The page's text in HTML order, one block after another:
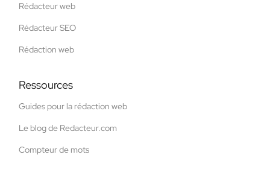
Rédacteur web
Rédacteur SEO
Rédaction web
Ressources
Guides pour la rédaction web
Le blog de Redacteur.com
Compteur de mots